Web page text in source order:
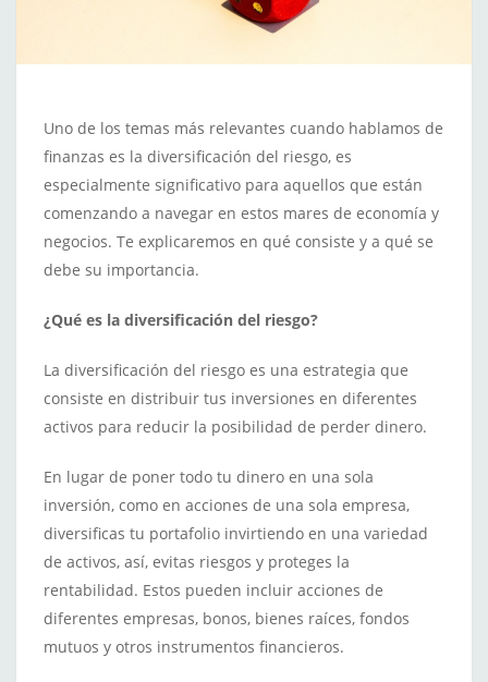
Uno de los temas más relevantes cuando hablamos de
finanzas es la diversificación del riesgo, es
especialmente significativo para aquellos que están
comenzando a navegar en estos mares de economía y
negocios. Te explicaremos en qué consiste y a qué se
debe su importancia.
¿Qué es la diversificación del riesgo?
La diversificación del riesgo es una estrategia que
consiste en distribuir tus inversiones en diferentes
activos para reducir la posibilidad de perder dinero.
En lugar de poner todo tu dinero en una sola
inversión, como en acciones de una sola empresa,
diversificas tu portafolio invirtiendo en una variedad
de activos, así, evitas riesgos y proteges la
rentabilidad. Estos pueden incluir acciones de
diferentes empresas, bonos, bienes raíces, fondos
mutuos y otros instrumentos financieros.